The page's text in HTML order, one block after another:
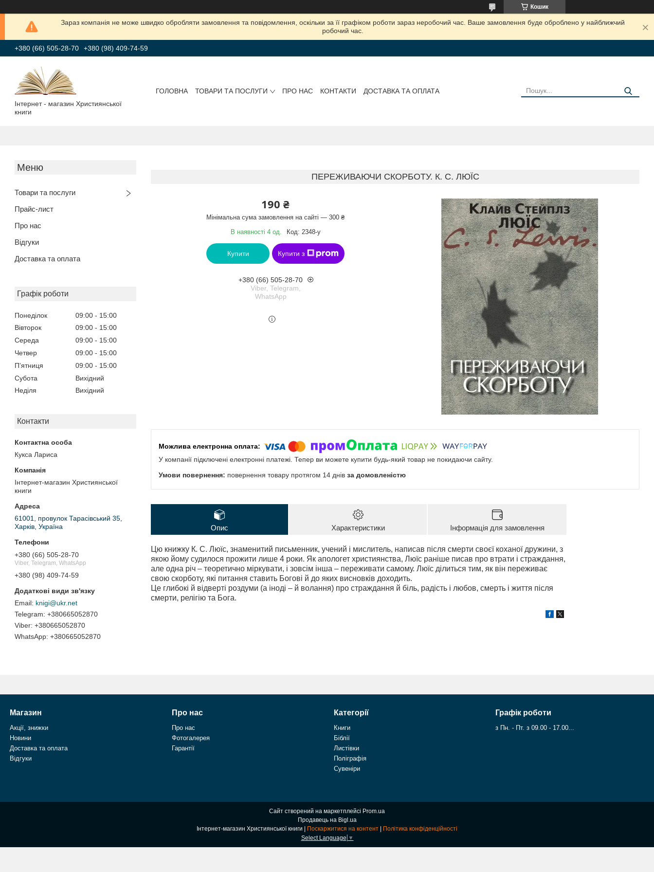
Кошик
Зараз компанія не може швидко обробляти замовлення та повідомлення, оскільки за її графіком роботи зараз неробочий час. Ваше замовлення буде оброблено у найближчий
робочий час.
+380 (66) 505-28-70 +380 (98) 409-74-59
Інтернет - магазин Християнської
книги
ГОЛОВНА ТОВАРИ ТА ПОСЛУГИ ПРО НАС КОНТАКТИ ДОСТАВКА ТА ОПЛАТА
Товари та послуги
Прайс-лист
Про нас
Відгуки
Доставка та оплата
Графік роботи
Понеділок 09:00
15:00
Вівторок
09:00
15:00
Середа
09:00
15:00
Четвер
09:00
15:00
Пʼятниця
09:00
15:00
Субота
Вихідний
Неділя
Вихідний
Контакти
Кукса Лариса
Інтернет-магазин Християнської
книги
61001, провулок Тарасівський 35,
Харків, Україна
+380 (66) 505-28-70
Viber, Telegram, WhatsApp
+380 (98) 409-74-59
knigi@ukr.net
+380665052870
+380665052870
+380665052870
ПЕРЕЖИВАЮЧИ СКОРБОТУ. К. С. ЛЮЇС
190 ₴
Мінімальна сума замовлення на сайті — 300 ₴
В наявності 4 од.
Код: 2348-у
Купити Купити з
+380 (66) 505-28-70
Viber, Telegram,
WhatsApp
У компанії підключені електронні платежі. Тепер ви можете купити будь-який товар не покидаючи сайту.
повернення товару протягом 14 днів за домовленістю
Опис Характеристики Інформація для замовлення
Цю книжку К. С. Люїс, знаменитий письменник, учений і мислитель, написав після смерти своєї коханої дружини, з
якою йому судилося прожити лише 4 роки. Як апологет християнства, Люїс раніше писав про втрати і страждання,
але одна річ – теоретично міркувати, і зовсім інша – переживати самому. Люїс ділиться тим, як він переживає
свою скорботу, які питання ставить Богові й до яких висновків доходить.
Це глибокі й відверті роздуми (а іноді – й волання) про страждання й біль, радість і любов, смерть і життя після
смерти, релігію та Бога.
Магазин
Акції, знижки
Новини
Доставка та оплата
Відгуки
Про нас
Про нас
Фотогалерея
Гарантії
Категорії
Книги
Біблії
Листівки
Поліграфія
Сувеніри
Графік роботи
з Пн. - Пт. з 09.00 - 17.00...
Сайт створений на маркетплейсі Prom.ua
Продавець на Bigl.ua
Поскаржитися на контент
Політика конфіденційності
Select Language ▼